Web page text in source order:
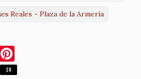
Reales - Plaza de la Armería
nt
18